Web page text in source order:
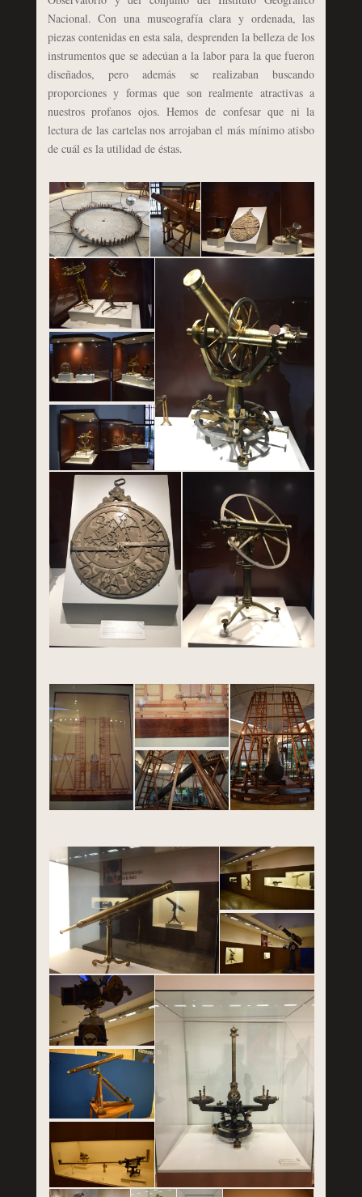
Nacional. Con una museografía clara y ordenada, las
piezas contenidas en esta sala, desprenden la belleza de los
instrumentos que se adecúan a la labor para la que fueron
diseñados, pero además se realizaban buscando
proporciones y formas que son realmente atractivas a
nuestros profanos ojos. Hemos de confesar que ni la
lectura de las cartelas nos arrojaban el más mínimo atisbo
de cuál es la utilidad de éstas.